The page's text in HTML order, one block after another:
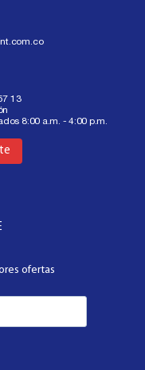
13
8:00 a.m. - 4:00 p.m.
ofertas